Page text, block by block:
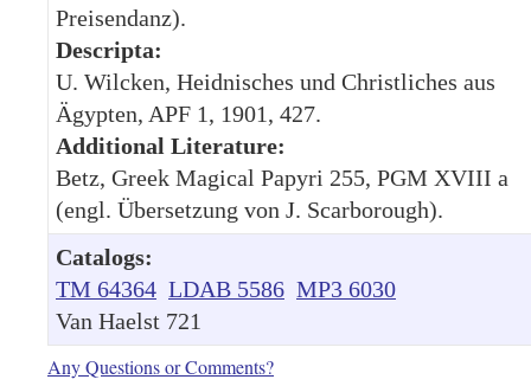
Preisendanz).
Descripta:
U. Wilcken, Heidnisches und Christliches aus
Ägypten, APF 1, 1901, 427.
Additional Literature:
Betz, Greek Magical Papyri 255, PGM XVIII a
(engl. Übersetzung von J. Scarborough).
Catalogs:
TM 64364 LDAB 5586 MP3 6030
Van Haelst 721
Any Questions or Comments?